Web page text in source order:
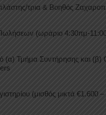
τρια & Βοηθός
Πωλήσεων (ωράριο 4:30πμ-
(α) Τμήμα Συντήρησης και (β)
(μισθός μικτά €1.600